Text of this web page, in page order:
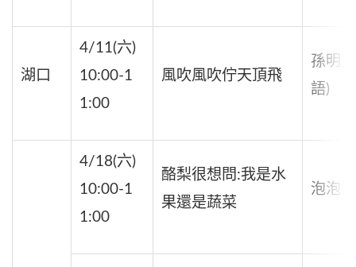
湖口
4/11(六)
10:00-1
1:00
風吹風吹佇天頂飛
孫明
語)
4/18(六)
10:00-1
1:00
酪梨很想問:我是水
果還是蔬菜
泡泡